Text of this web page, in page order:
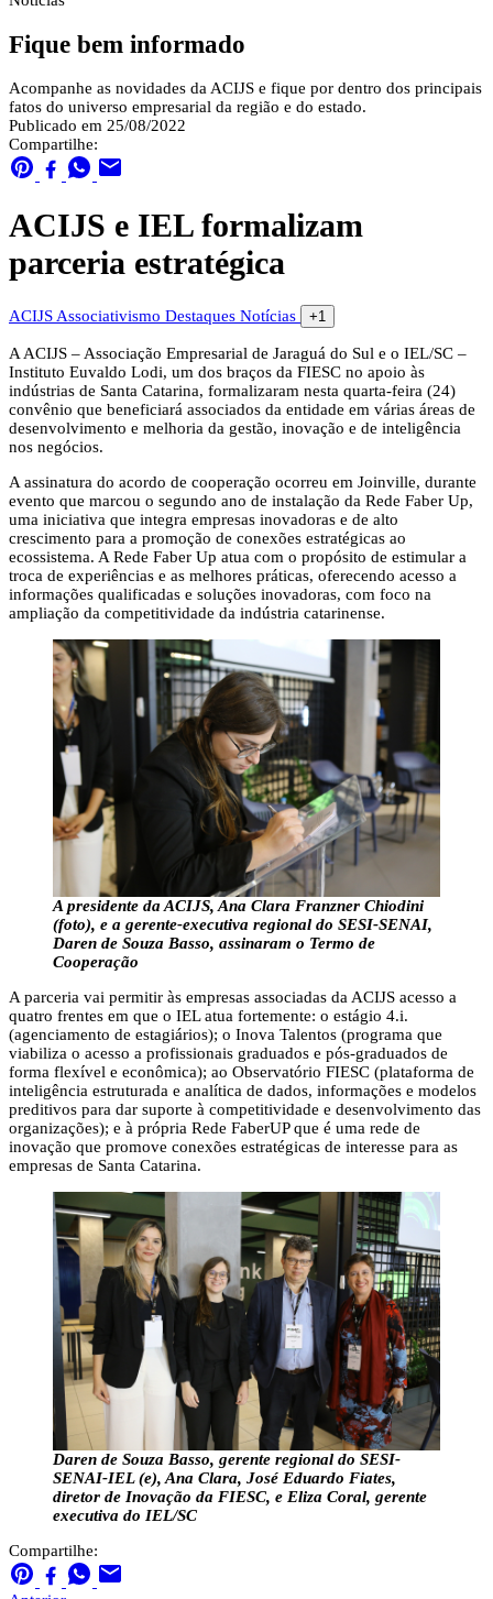
Fique bem informado
Acompanhe as novidades da ACIJS e fique por dentro dos principais
fatos do universo empresarial da região e do estado.
Publicado em 25/08/2022
Compartilhe:
ACIJS e IEL formalizam
parceria estratégica
ACIJS Associativismo Destaques Notícias +1
A ACIJS – Associação Empresarial de Jaraguá do Sul e o IEL/SC –
Instituto Euvaldo Lodi, um dos braços da FIESC no apoio às
indústrias de Santa Catarina, formalizaram nesta quarta-feira (24)
convênio que beneficiará associados da entidade em várias áreas de
desenvolvimento e melhoria da gestão, inovação e de inteligência
nos negócios.
A assinatura do acordo de cooperação ocorreu em Joinville, durante
evento que marcou o segundo ano de instalação da Rede Faber Up,
uma iniciativa que integra empresas inovadoras e de alto
crescimento para a promoção de conexões estratégicas ao
ecossistema. A Rede Faber Up atua com o propósito de estimular a
troca de experiências e as melhores práticas, oferecendo acesso a
informações qualificadas e soluções inovadoras, com foco na
ampliação da competitividade da indústria catarinense.
A presidente da ACIJS, Ana Clara Franzner Chiodini
(foto), e a gerente-executiva regional do SESI-SENAI,
Daren de Souza Basso, assinaram o Termo de
Cooperação
A parceria vai permitir às empresas associadas da ACIJS acesso a
quatro frentes em que o IEL atua fortemente: o estágio 4.i.
(agenciamento de estagiários); o Inova Talentos (programa que
viabiliza o acesso a profissionais graduados e pós-graduados de
forma flexível e econômica); ao Observatório FIESC (plataforma de
inteligência estruturada e analítica de dados, informações e modelos
preditivos para dar suporte à competitividade e desenvolvimento das
organizações); e à própria Rede FaberUP que é uma rede de
inovação que promove conexões estratégicas de interesse para as
empresas de Santa Catarina.
Daren de Souza Basso, gerente regional do SESI-
SENAI-IEL (e), Ana Clara, José Eduardo Fiates,
diretor de Inovação da FIESC, e Eliza Coral, gerente
executiva do IEL/SC
Compartilhe: